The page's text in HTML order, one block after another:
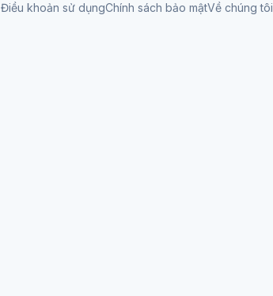
Điều khoản sử dụngChính sách bảo mậtVề chúng tôi